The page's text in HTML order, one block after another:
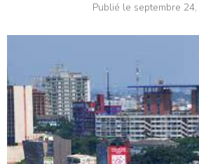
Publié le septembre